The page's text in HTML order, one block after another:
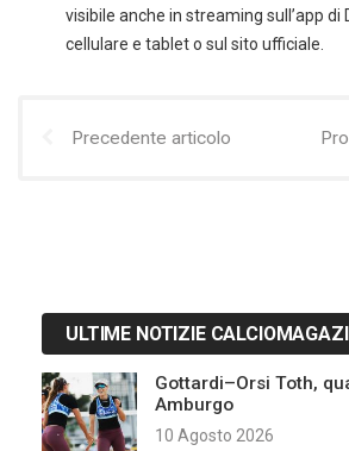
visibile anche in streaming sull’app di
cellulare e tablet o sul sito ufficiale.
Precedente articolo
ULTIME NOTIZIE
Gottardi–Orsi Toth,
Amburgo
10 Agosto 2026